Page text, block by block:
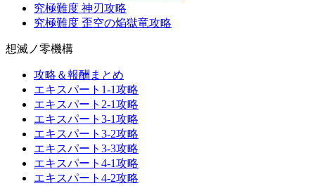
究極難度 神刃攻略
究極難度 歪空の焔獄竜攻略
想滅ノ零機構
攻略＆報酬まとめ
エキスパート1-1攻略
エキスパート2-1攻略
エキスパート3-1攻略
エキスパート3-2攻略
エキスパート3-3攻略
エキスパート4-1攻略
エキスパート4-2攻略